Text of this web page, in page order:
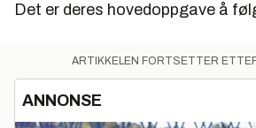
Det er deres hovedoppgave å
ARTIKKELEN FORTSETTER
ANNONSE